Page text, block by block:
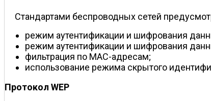
Стандартами беспроводных сетей
режим аутентификации и шифрования
режим аутентификации и шифрования
фильтрация по MAC-адресам;
использование режима скрытого
Протокол WEP